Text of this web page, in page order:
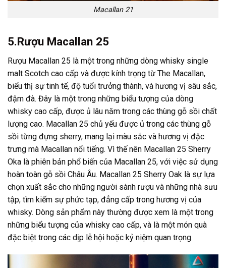
Macallan 21
5.Rượu Macallan 25
Rượu Macallan 25 là một trong những dòng whisky single
malt Scotch cao cấp và được kính trọng từ The Macallan,
biểu thị sự tinh tế, độ tuổi trưởng thành, và hương vị sâu sắc,
đậm đà. Đây là một trong những biểu tượng của dòng
whisky cao cấp, được ủ lâu năm trong các thùng gỗ sồi chất
lượng cao. Macallan 25 chủ yếu được ủ trong các thùng gỗ
sồi từng đựng sherry, mang lại màu sắc và hương vị đặc
trưng mà Macallan nổi tiếng. Vì thế nên Macallan 25 Sherry
Oka là phiên bản phổ biến của Macallan 25, với việc sử dụng
hoàn toàn gỗ sồi Châu Âu. Macallan 25 Sherry Oak là sự lựa
chọn xuất sắc cho những người sành rượu và những nhà sưu
tập, tìm kiếm sự phức tạp, đẳng cấp trong hương vị của
whisky. Dòng sản phẩm này thường được xem là một trong
những biểu tượng của whisky cao cấp, và là một món quà
đặc biệt trong các dịp lễ hội hoặc kỷ niệm quan trọng.